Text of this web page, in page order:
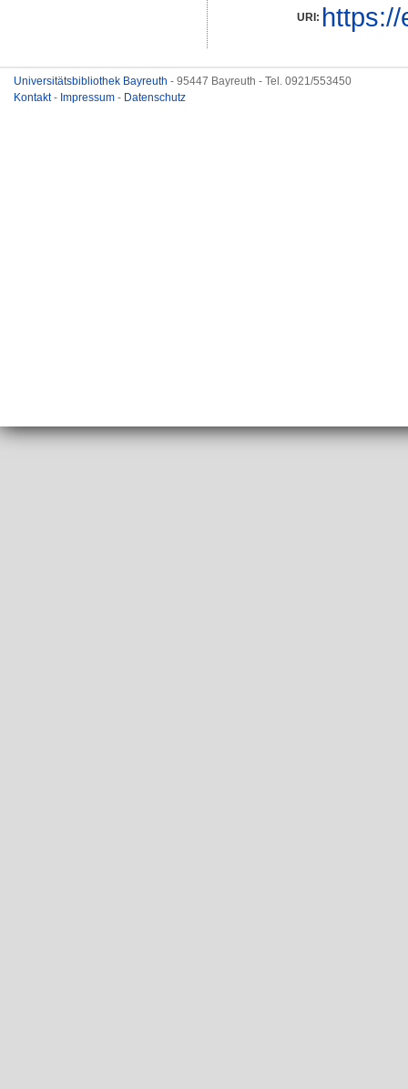
URI:
Universitätsbibliothek Bayreuth - 95447 Bayreuth - Tel. 0921/553450
Kontakt- Impressum - Datenschutz